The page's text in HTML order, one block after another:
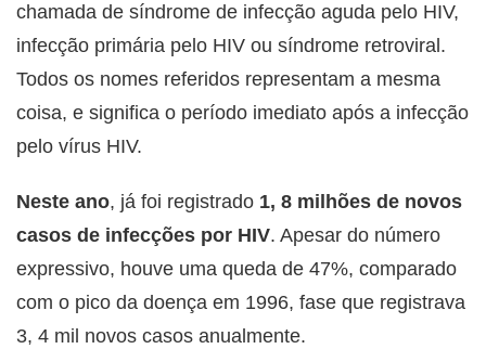
chamada de síndrome de infecção aguda pelo HIV,
infecção primária pelo HIV ou síndrome retroviral.
Todos os nomes referidos representam a mesma
coisa, e significa o período imediato após a infecção
pelo vírus HIV.
Neste ano, já foi registrado 1, 8 milhões de novos
casos de infecções por HIV. Apesar do número
expressivo, houve uma queda de 47%, comparado
com o pico da doença em 1996, fase que registrava
3, 4 mil novos casos anualmente.